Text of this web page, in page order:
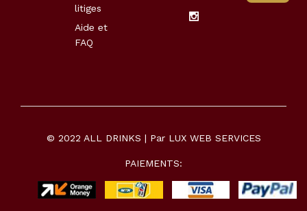
litiges
Aide et
FAQ
© 2022 ALL DRINKS | Par LUX WEB SERVICES
PAIEMENTS: